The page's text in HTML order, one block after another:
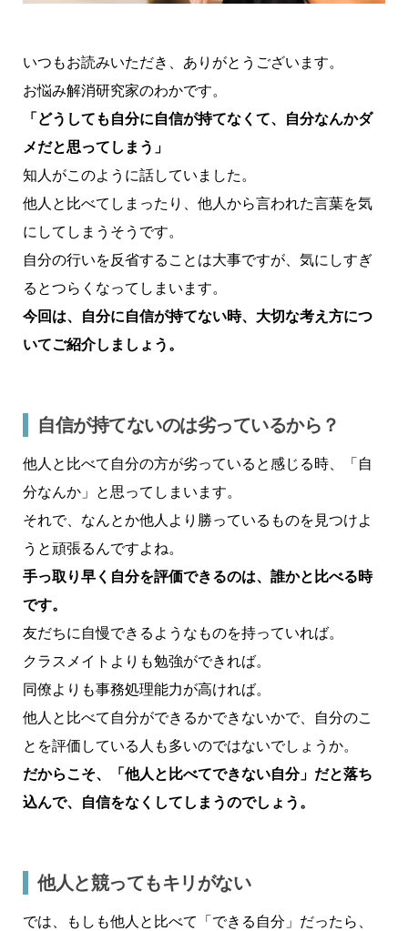
いつもお読みいただき、ありがとうございます。
お悩み解消研究家のわかです。
「どうしても自分に自信が持てなくて、自分なんかダ
メだと思ってしまう」
知人がこのように話していました。
他人と比べてしまったり、他人から言われた言葉を気
にしてしまうそうです。
自分の行いを反省することは大事ですが、気にしすぎ
るとつらくなってしまいます。
今回は、自分に自信が持てない時、大切な考え方につ
いてご紹介しましょう。
自信が持てないのは劣っているから？
他人と比べて自分の方が劣っていると感じる時、「自
分なんか」と思ってしまいます。
それで、なんとか他人より勝っているものを見つけよ
うと頑張るんですよね。
手っ取り早く自分を評価できるのは、誰かと比べる時
です。
友だちに自慢できるようなものを持っていれば。
クラスメイトよりも勉強ができれば。
同僚よりも事務処理能力が高ければ。
他人と比べて自分ができるかできないかで、自分のこ
とを評価している人も多いのではないでしょうか。
だからこそ、「他人と比べてできない自分」だと落ち
込んで、自信をなくしてしまうのでしょう。
他人と競ってもキリがない
では、もしも他人と比べて「できる自分」だったら、